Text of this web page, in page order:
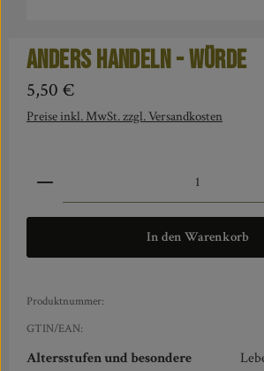
ANDERS HANDELN - Würde
Regulärer Preis:
5,50 €
Preise inkl. MwSt. zzgl. Versandkosten
Produkt Anzahl: Gib den
In den Warenkorb
Produktnummer:
GTIN/EAN:
Altersstufen und besondere